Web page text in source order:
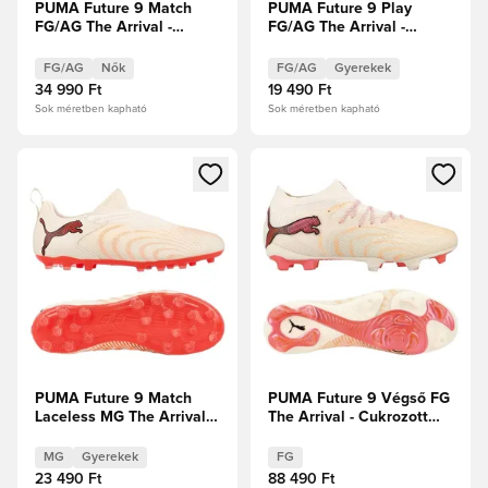
PUMA Future 9 Match
FG/AG The Arrival -
Fehér/Ultra Red/PUMA
Fekete Női
FG/AG Nők
34 990 Ft
Sok méretben kapható
PUMA Future 9 Play
FG/AG The Arrival -
Fehér/Ultra Red/PUMA
Fekete Gyerek
FG/AG Gyerekek
19 490 Ft
Sok méretben kapható
Megnyit egy modált a bejelentkezéshez vagy a tagként
PUMA Future 9 Match
Laceless MG The Arrival -
Fehér/Ultra Red/PUMA
Fekete Gyerek
MG Gyerekek
23 490 Ft
Megnyit egy modált a
PUMA Future 9 Végső FG
The Arrival - Cukrozott
Fehér/Ultra Red/PUMA
Fekete
FG
88 490 Ft